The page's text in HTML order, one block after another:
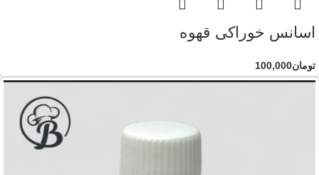
اسانس خوراکی قهوه
تومان100,000